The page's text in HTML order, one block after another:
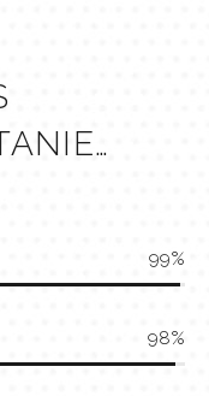
99
98